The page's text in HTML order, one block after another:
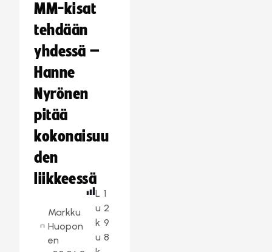
MM-kisat
tehdään
yhdessä –
Hanne
Nyrönen
pitää
kokonaisuu
den
liikkeessä
Markku
Huopon
en
L
u
k
u
1
2
9
8